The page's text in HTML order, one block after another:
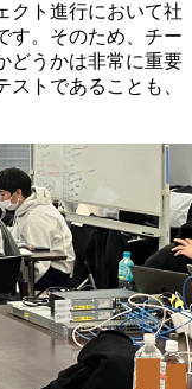
クト進行において社
す。そのため、チー
どうかは非常に重要
トであることも、